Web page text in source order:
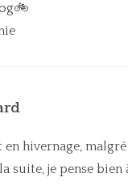
en hivernage,
suite, je pense bien